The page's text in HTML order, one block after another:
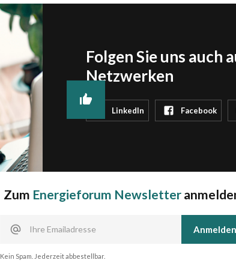
Folgen Sie uns auch
Netzwerken
LinkedIn Facebook
Zum Energieforum Newsletter
Kein Spam. Jederzeit abbestellbar.